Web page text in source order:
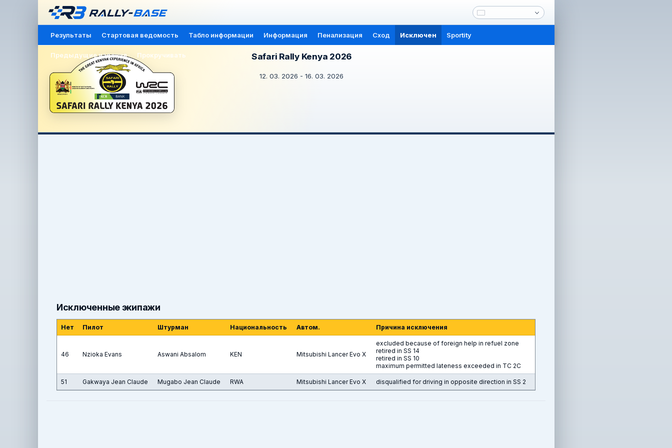
Результаты Стартовая ведомость Табло информации Информация Пенализация Сход Исключен Sportity
Предыдущие издания Прокручивать Safari Rally Kenya 2026
12. 03. 2026 - 16. 03. 2026
Исключенные экипажи
Нет Пилот Штурман Национальность Автом. Причина исключения
46 Nzioka Evans Aswani Absalom KEN Mitsubishi Lancer Evo X
excluded because of foreign help in refuel zone
retired in SS 14
retired in SS 10
maximum permitted lateness exceeded in TC 2C
51 Gakwaya Jean Claude Mugabo Jean Claude RWA Mitsubishi Lancer Evo X disqualified for driving in opposite direction in SS 2